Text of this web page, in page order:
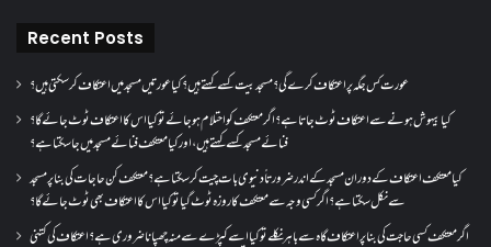
Recent Posts
عورت کس جگہ پر اعتکاف کرے گی؟مسجد بیت کسے کہتے ہیں؟کیا عورتیں مسجد میں اعتکاف کر سکتی ہیں؟
کیا بیہوش ہونے سے اعتکاف ٹوٹ جاتا ہے؟ اگر معتکف کو احتلام ہو جائے تو کیا اس کا اعتکاف ٹوٹ جائے گا؟
فنائے مسجد کسے کہتے ہیں ، اور کیا معتکف فنائے مسجد میں جا سکتا ہے؟
کیا معتکف اعتکاف کے دوران مسجد کے اندر ضرورتاً دنیوی بات چیت کر سکتا ہے؟معتکف کن حاجات کی بنا پر مسجد
سے نکل سکتا ہے؟ اگر کسی وجہ سے معتکف کا روزہ ٹوٹ گیا تو کیا اس کا اعتکاف بھی ٹوٹ جائے گا؟
اگر معتکف کسی حاجت کی بنا پر اعتکاف گاہ سے باہر نکلے تو کیا اسے کپڑے سے منہ چھپانا ضروری ہے؟اعتکاف کی کتنی